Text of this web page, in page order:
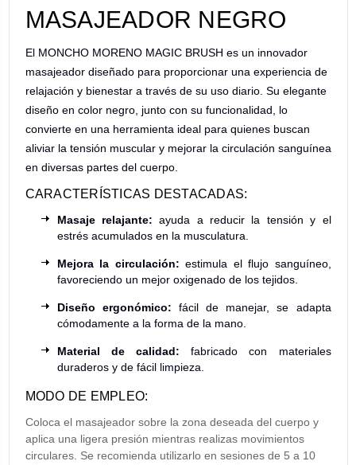
MASAJEADOR NEGRO
El MONCHO MORENO MAGIC BRUSH es un innovador
masajeador diseñado para proporcionar una experiencia de
relajación y bienestar a través de su uso diario. Su elegante
diseño en color negro, junto con su funcionalidad, lo
convierte en una herramienta ideal para quienes buscan
aliviar la tensión muscular y mejorar la circulación sanguínea
en diversas partes del cuerpo.
CARACTERÍSTICAS DESTACADAS:
Masaje relajante: ayuda a reducir la tensión y el
estrés acumulados en la musculatura.
Mejora la circulación: estimula el flujo sanguíneo,
favoreciendo un mejor oxigenado de los tejidos.
Diseño ergonómico: fácil de manejar, se adapta
cómodamente a la forma de la mano.
Material de calidad: fabricado con materiales
duraderos y de fácil limpieza.
MODO DE EMPLEO:
Coloca el masajeador sobre la zona deseada del cuerpo y
aplica una ligera presión mientras realizas movimientos
circulares. Se recomienda utilizarlo en sesiones de 5 a 10